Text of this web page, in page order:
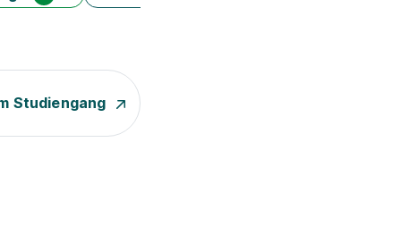
Studiengang